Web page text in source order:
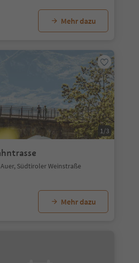
Mehr dazu
1/3
Südtiroler Weinstraße
Mehr dazu